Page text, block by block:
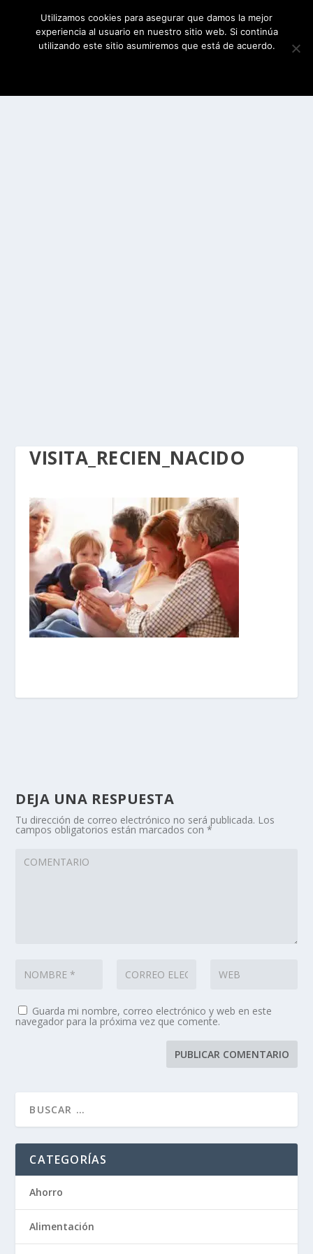
VISITA_RECIEN_NACIDO
DEJA UNA RESPUESTA
Tu dirección de correo electrónico no será publicada. Los
campos obligatorios están marcados con*
Guarda mi nombre, correo electrónico y web en este
navegador para la próxima vez que comente.
CATEGORÍAS
Ahorro
Alimentación
Utilizamos cookies para asegurar que damos la mejor
experiencia al usuario en nuestro sitio web. Si continúa
utilizando este sitio asumiremos que está de acuerdo.